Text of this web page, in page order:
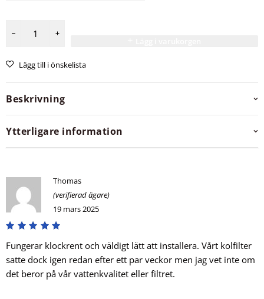
Lägg till i önskelista
Beskrivning
Ytterligare information
Thomas
(verifierad ägare)
19 mars 2025
Fungerar klockrent och väldigt lätt att installera. Vårt kolfilter
satte dock igen redan efter ett par veckor men jag vet inte om
det beror på vår vattenkvalitet eller filtret.